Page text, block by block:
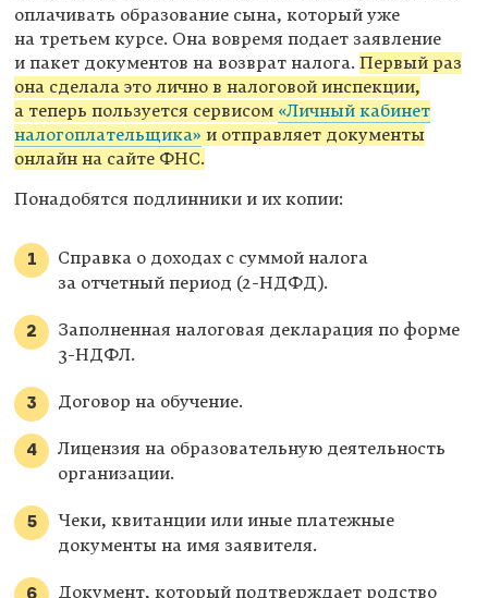
оплачивать образование сына, который уже
на третьем курсе. Она вовремя подает заявление
и пакет документов на возврат налога. Первый раз
она сделала это лично в налоговой инспекции,
а теперь пользуется сервисом «Личный кабинет
налогоплательщика» и отправляет документы
онлайн на сайте ФНС.
Понадобятся подлинники и их копии:
Справка о доходах с суммой налога
за отчетный период (2-НДФД).
Заполненная налоговая декларация по форме
3-НДФЛ.
Договор на обучение.
Лицензия на образовательную деятельность
организации.
Чеки, квитанции или иные платежные
документы на имя заявителя.
Документ, который подтверждает родство